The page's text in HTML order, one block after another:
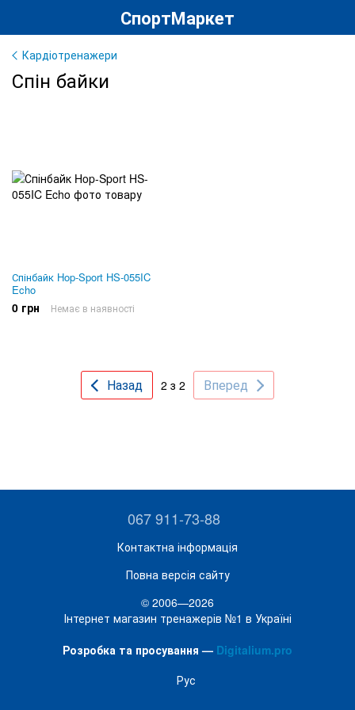
СпортМаркет
Кардіотренажери
Спін байки
Спінбайк Hop-Sport HS-055IC
Echo
0 грн Немає в наявності
Назад 2 з 2 Вперед
067 911-73-88
Контактна інформація
Повна версія сайту
© 2006—2026
Інтернет магазин тренажерів №1 в Україні
Розробка та просування — Digitalium.pro
Рус